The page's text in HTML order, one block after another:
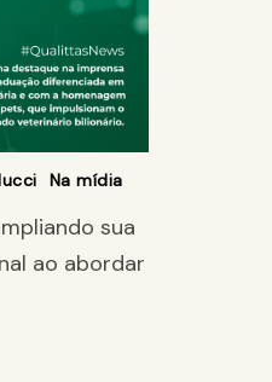
Na mídia
sua
ao abordar